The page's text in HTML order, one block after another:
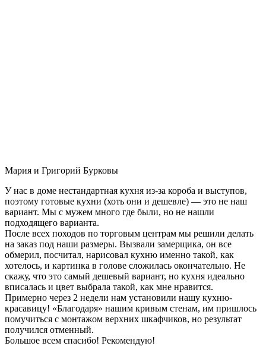
Мария и Григорий Бурковы
У нас в доме нестандартная кухня из-за короба и выступов,
поэтому готовые кухни (хоть они и дешевле) — это не наш
вариант. Мы с мужем много где были, но не нашли
подходящего варианта.
После всех походов по торговым центрам мы решили делать
на заказ под наши размеры. Вызвали замерщика, он все
обмерил, посчитал, нарисовал кухню именно такой, как
хотелось, и картинка в голове сложилась окончательно. Не
скажу, что это самый дешевый вариант, но кухня идеально
вписалась и цвет выбрала такой, как мне нравится.
Примерно через 2 недели нам установили нашу кухню-
красавицу! «Благодаря» нашим кривым стенам, им пришлось
помучиться с монтажом верхних шкафчиков, но результат
получился отменный.
Большое всем спасибо! Рекомендую!